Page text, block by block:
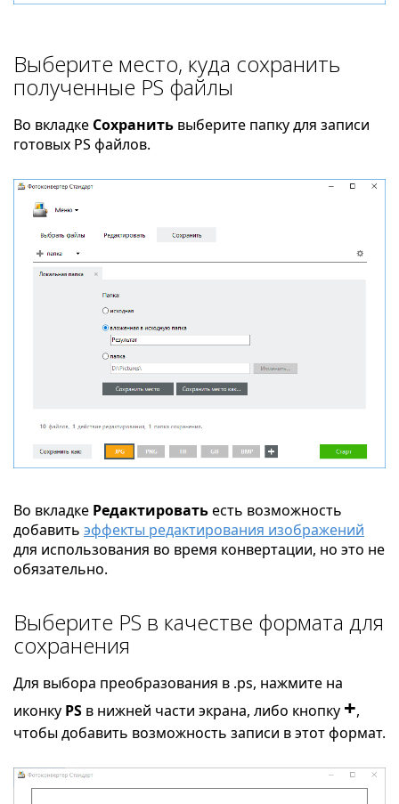
Выберите место, куда сохранить
полученные PS файлы
Во вкладке Сохранить выберите папку для записи
готовых PS файлов.
Во вкладке Редактироватьесть возможность
добавить эффекты редактирования изображений
для использования во время конвертации, но это не
обязательно.
Выберите PS в качестве формата для
сохранения
Для выбора преобразования в .ps, нажмите на
иконку PS в нижней части экрана, либо кнопку +,
чтобы добавить возможность записи в этот формат.